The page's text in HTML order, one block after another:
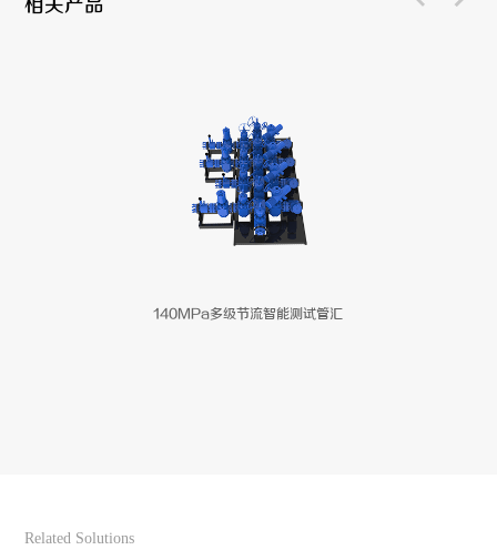
相关产品
140MPa多级节流智能测试管汇
Related Solutions